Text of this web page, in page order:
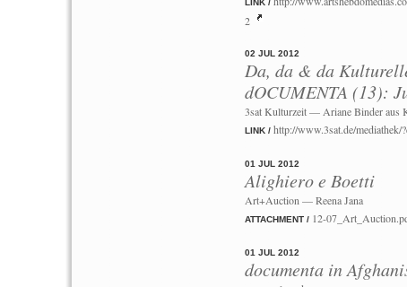
LINK /
2
02 JUL 2012
Da, da & da
dOCUMENTA (13):
3sat Kulturzeit — Ariane Binder aus
LINK / http://www.3sat.de/
01 JUL 2012
Alighiero e Boetti
Art+Auction — Reena Jana
ATTACHMENT / 12-
01 JUL 2012
documenta in